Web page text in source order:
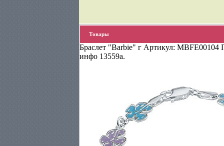
Товары
Браслет "Barbie" г Артикул: MBFE00104
инфо 13559a.